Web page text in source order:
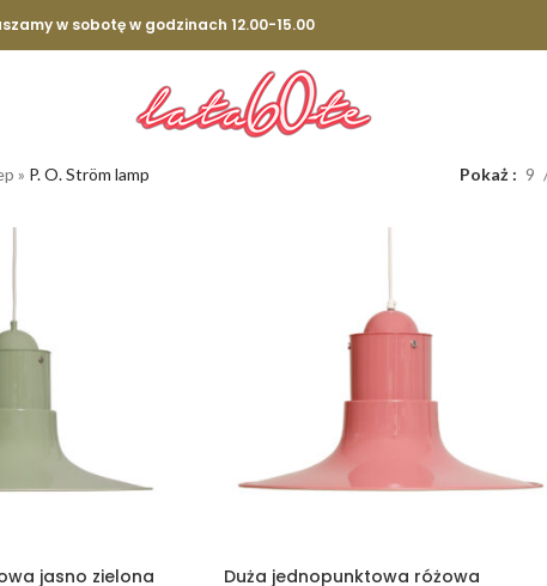
w sobotę w godzinach 12.00-15.00
» P. O. Ström lamp Pokaż 9
jasno zielona
Duża jednopunktowa różowa